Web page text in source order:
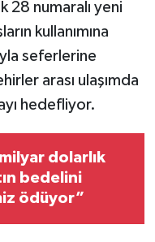
28 numaralı yeni
kullanımına
seferlerine
arası ulaşımda
hedefliyor.
dolarlık
bedelini
ödüyor”